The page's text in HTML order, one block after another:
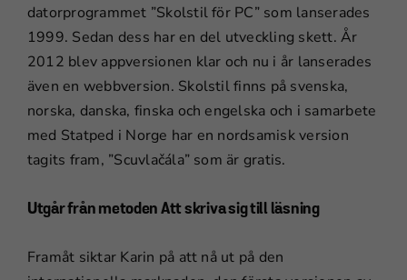
datorprogrammet ”Skolstil för PC” som lanserades
1999. Sedan dess har en del utveckling skett. År
2012 blev appversionen klar och nu i år lanserades
även en webbversion. Skolstil finns på svenska,
norska, danska, finska och engelska och i samarbete
med Statped i Norge har en nordsamisk version
tagits fram, ”Scuvlačála” som är gratis.
Utgår från metoden Att skriva sig till läsning
Framåt siktar Karin på att nå ut på den